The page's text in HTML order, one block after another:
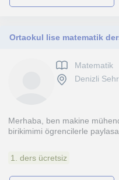
Ortaokul lise matematik
Matematik
Denizli
Merhaba, ben makine
birikimimi ögrencilerle
1. ders ücretsiz